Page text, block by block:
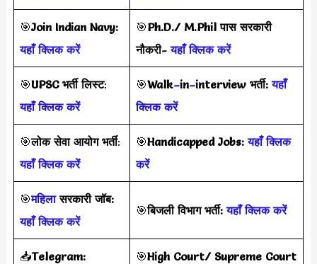
🎯Join Indian Navy:
यहाँ क्लिक करें
🎯Ph.D./ M.Phil पास सरकारी
नौकरी- यहाँ क्लिक करें
🎯UPSC भर्ती लिस्ट:
यहाँ क्लिक करें
🎯Walk–in–interview भर्ती:यहाँ
क्लिक करें
🎯लोक सेवा आयोग भर्ती:
यहाँ क्लिक करें
🎯Handicapped Jobs:यहाँ क्लिक
करें
🎯महिलासरकारी जॉब:
यहाँ क्लिक करें
🎯बिजली विभाग भर्ती:यहाँ क्लिक करें
📥Telegram:
🎯High Court/ Supreme Court